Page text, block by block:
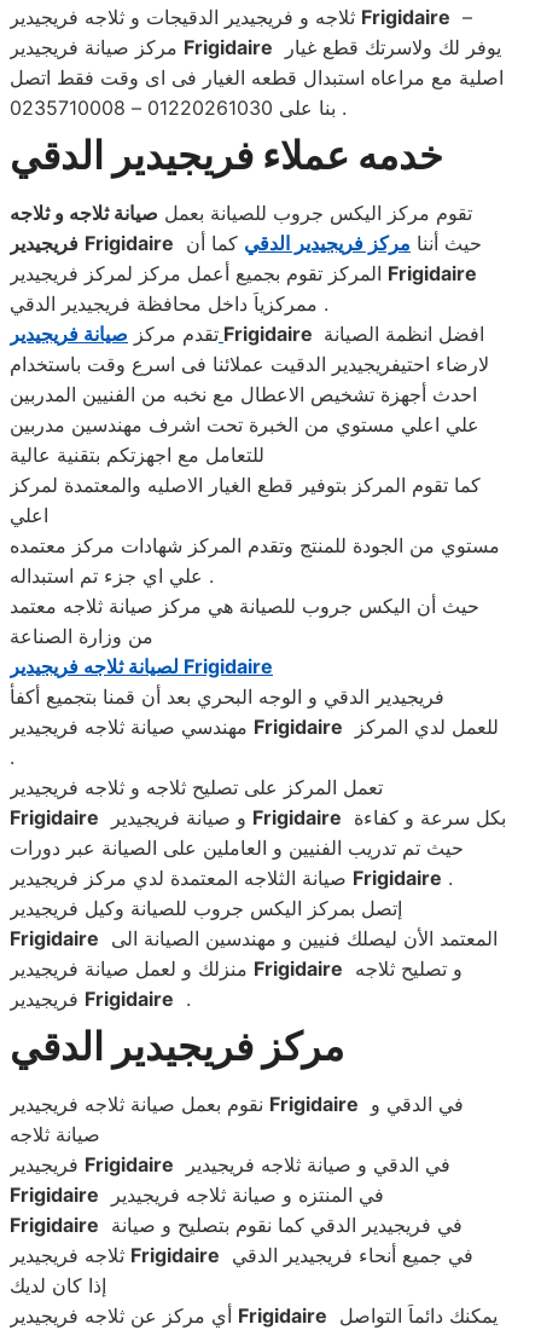
Frigidaire –
Frigidaire
اصلية مع مراعاه استبدال قطعه الغيار فى اى وقت فقط اتصل
بنا على 01220261030 – 0235710008 .
خدمه عملاء فريجيدير الدقي
تقوم مركز اليكس جروب للصيانة بعمل صيانة ثلاجه و ثلاجه
فريجيدير Frigidaire حيث أننا مركز فريجيدير الدقي كما أن
Frigidaire
ممركزياَ داخل محافظة فريجيدير الدقي .
تقدم مركز Frigidaire
لارضاء احتيفريجيدير الدقيت عملائنا فى اسرع وقت باستخدام
احدث أجهزة تشخيص الاعطال مع نخبه من الفنيين المدربين
علي اعلي مستوي من الخبرة تحت اشرف مهندسين مدربين
للتعامل مع اجهزتكم بتقنية عالية
كما تقوم المركز بتوفير قطع الغيار الاصليه والمعتمدة لمركز
اعلي
مستوي من الجودة للمنتج وتقدم المركز شهادات مركز معتمده
علي اي جزء تم استبداله .
حيث أن اليكس جروب للصيانة هي مركز صيانة ثلاجه معتمد
من وزارة الصناعة
Frigidaire
فريجيدير الدقي و الوجه البحري بعد أن قمنا بتجميع أكفأ
Frigidaire
.
تعمل المركز على تصليح ثلاجه و ثلاجه فريجيدير
Frigidaire
Frigidaire
حيث تم تدريب الفنيين و العاملين على الصيانة عبر دورات
Frigidaire .
إتصل بمركز اليكس جروب للصيانة وكيل فريجيدير
Frigidaire
Frigidaire
Frigidaire .
مركز فريجيدير الدقي
Frigidaire
صيانة ثلاجه
Frigidaire
في الدقي و صيانة ثلاجه فريجيدير
Frigidaire
في المنتزه و صيانة ثلاجه فريجيدير
Frigidaire
Frigidaire في جميع أنحاء فريجيدير الدقي
إذا كان لديك
Frigidaire